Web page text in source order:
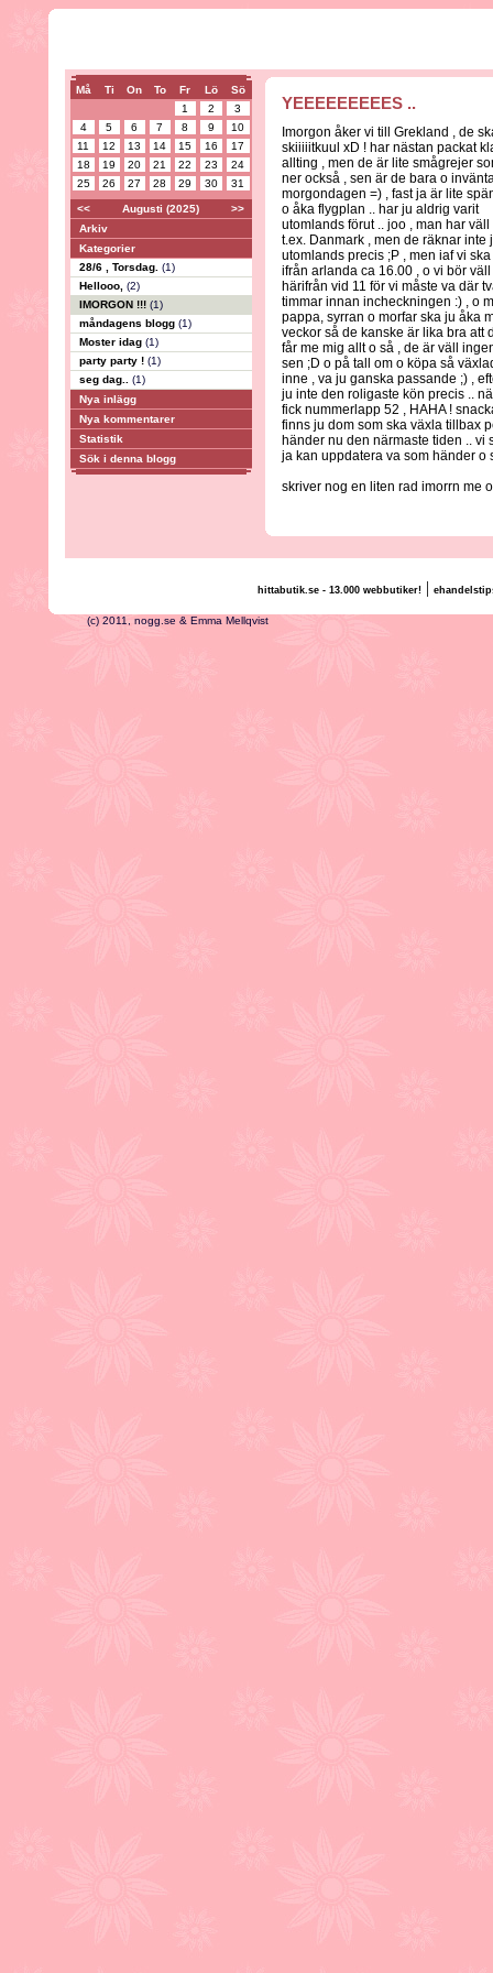
Må Ti On To Fr Lö
Sö
1
2
3
4
5 6 7 8 9
10
11
12 13 14 15 16
17
18
19 20 21 22 23
24
25
26 27 28 29 30 31
<< Augusti (2025)
>>
Arkiv
Kategorier
28/6 , Torsdag. (1)
Hellooo, (2)
IMORGON !!! (1)
måndagens blogg (1)
Moster idag (1)
party party ! (1)
seg dag.. (1)
Nya inlägg
Nya kommentarer
Statistik
Sök i denna blogg
YEEEEEEEEES ..
Imorgon åker vi till Grekland , de
skiiiiitkuul xD ! har nästan packat
allting , men de är lite smågrejer
ner också , sen är de bara o
morgondagen =) , fast ja är lite
o åka flygplan .. har ju aldrig varit
utomlands förut .. joo , man har väll
t.ex. Danmark , men de räknar inte
utomlands precis ;P , men iaf vi
ifrån arlanda ca 16.00 , o vi bör
härifrån vid 11 för vi måste va där
timmar innan incheckningen :) , o
pappa, syrran o morfar ska ju åka
veckor så de kanske är lika bra att
får me mig allt o så , de är väll
sen ;D o på tall om o köpa så
inne , va ju ganska passande ;) ,
ju inte den roligaste kön precis ..
fick nummerlapp 52 , HAHA !
finns ju dom som ska växla tillbax
händer nu den närmaste tiden ..
ja kan uppdatera va som händer o
skriver nog en liten rad imorrn me
hittabutik.se - 13.000 webbutiker!|
(c) 2011, nogg.se & Emma Mellqvist